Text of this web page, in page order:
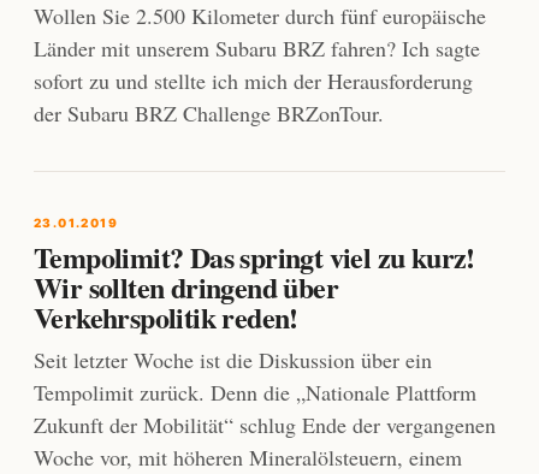
Wollen Sie 2.500 Kilometer durch fünf europäische
Länder mit unserem Subaru BRZ fahren? Ich sagte
sofort zu und stellte ich mich der Herausforderung
der Subaru BRZ Challenge BRZonTour.
23.01.2019
Tempolimit? Das springt viel zu kurz!
Wir sollten dringend über
Verkehrspolitik reden!
Seit letzter Woche ist die Diskussion über ein
Tempolimit zurück. Denn die „Nationale Plattform
Zukunft der Mobilität“ schlug Ende der vergangenen
Woche vor, mit höheren Mineralölsteuern, einem